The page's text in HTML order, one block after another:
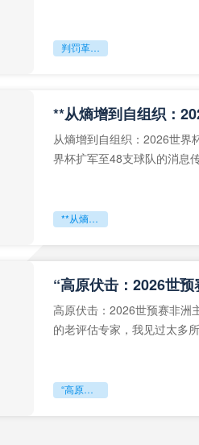
判罚革命：VAR如何改写世界杯的规则与秩序
从熵增到自组织：2026世界
界杯扩军至48支球队的消息
**从熵增到自组织：2026世界杯小组赛战术系统的演化密码**
“高原伏击：2026世
高原伏击：2026世预赛非洲
的老评估专家，我见过太多
“高原伏击：2026世预赛非洲主场绞杀战”